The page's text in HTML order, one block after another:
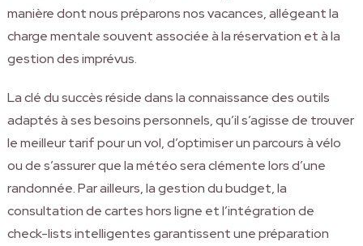
manière dont nous préparons nos vacances, allégeant la
charge mentale souvent associée à la réservation et à la
gestion des imprévus.
La clé du succès réside dans la connaissance des outils
adaptés à ses besoins personnels, qu’il s’agisse de trouver
le meilleur tarif pour un vol, d’optimiser un parcours à vélo
ou de s’assurer que la météo sera clémente lors d’une
randonnée. Par ailleurs, la gestion du budget, la
consultation de cartes hors ligne et l’intégration de
check-lists intelligentes garantissent une préparation